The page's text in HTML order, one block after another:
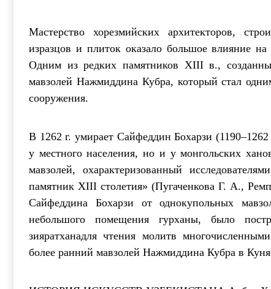
Мастерство хорезмийских архитекторов,
изразцов и плиток оказало большое влияние
Одним из редких памятников XIII в.,
мавзолей Нажмиддина Кубра, который стал
сооружения.
В 1262 г. умирает Сайфеддин Бохарзи
у местного населения, но и у монгольских
мавзолей, охарактеризованный
памятник XIII столетия» (Пугаченкова Г. А.,
Сайфеддина Бохарзи от однокупольных
небольшого помещения гурханы, было
зияратханадля чтения молитв
более ранний мавзолей Нажмиддина Кубра в